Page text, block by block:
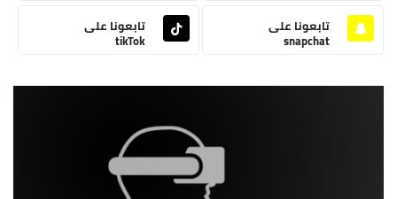
تابعونا على
snapchat
تابعونا على
tikTok